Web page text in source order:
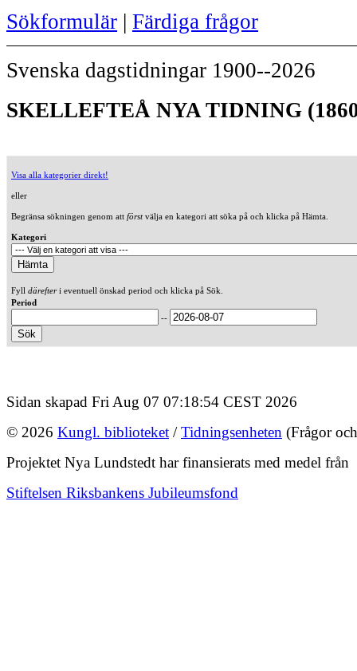
Sökformulär | Färdiga frågor
Svenska dagstidningar 1900--2026
SKELLEFTEÅ NYA TIDNING
Visa alla kategorier direkt!
eller
Begränsa sökningen genom att förstvälja en kategori att söka på och klicka på Hämta.
Kategori
Fyll därefteri eventuell önskad period och klicka på Sök.
Period
--
Sidan skapad Fri Aug 07 07:18:54 CEST 2026
© 2026 Kungl. biblioteket /Tidningsenheten (Frågor
Projektet Nya Lundstedt har finansierats med medel från
Stiftelsen Riksbankens Jubileumsfond